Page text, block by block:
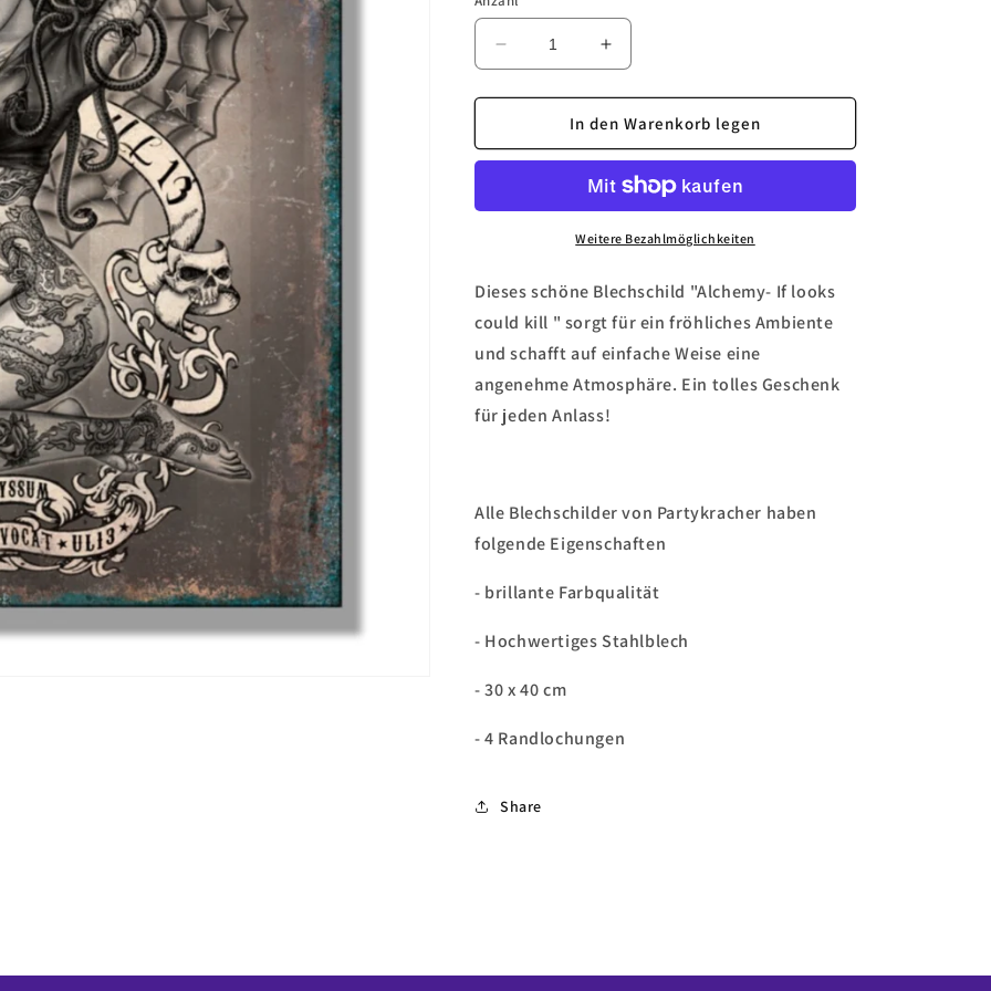
Verringere
die
Menge
Blechschild
&quot;Alchemy-
looks
Erhöhe
die
Menge
für
Blechschild
&quot;Alchemy-
If
looks
could
In den Warenkorb legen
Weitere Bezahlmöglichkeiten
Dieses schöne Blechschild "Alchemy- If looks
could kill " sorgt für ein fröhliches Ambiente
und schafft auf einfache Weise eine
angenehme Atmosphäre. Ein tolles Geschenk
für jeden Anlass!
Alle Blechschilder von Partykracher haben
folgende Eigenschaften
- brillante Farbqualität
- Hochwertiges Stahlblech
- 30 x 40 cm
- 4 Randlochungen
Share